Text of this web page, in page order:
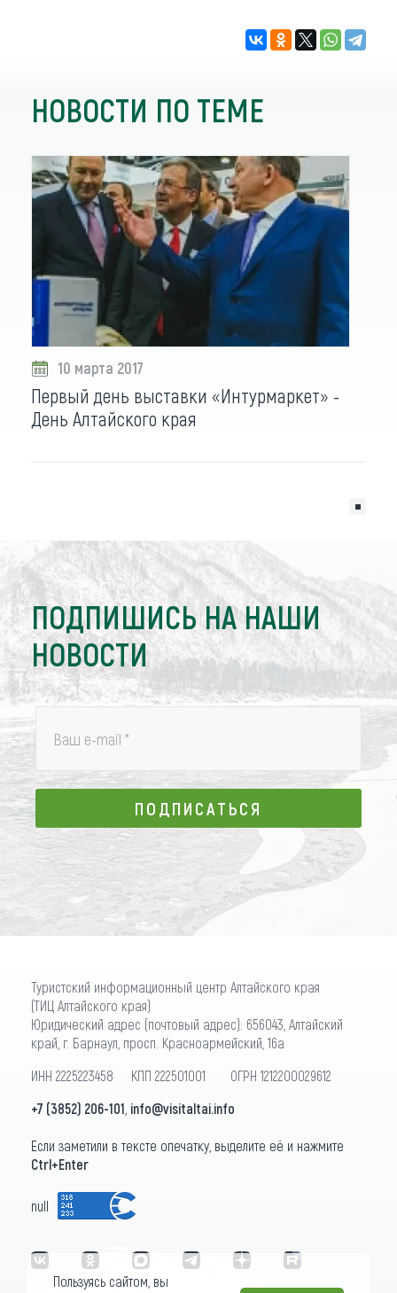
НОВОСТИ ПО ТЕМЕ
10 марта 2017
Первый день выставки «Интурмаркет» -
День Алтайского края
ПОДПИШИСЬ НА НАШИ
НОВОСТИ
Ваш e-mail *
ПОДПИСАТЬСЯ
ПОДПИСАТЬСЯ
Туристский информационный центр Алтайского края
(ТИЦ Алтайского края)
Юридический адрес (почтовый адрес): 656043, Алтайский
край, г. Барнаул, просп. Красноармейский, 16а
ИНН 2225223458 КПП 222501001 ОГРН 1212200029612
+7 (3852) 206-101 info@visitaltai.info
Если заметили в тексте опечатку, выделите её и нажмите
Ctrl+Enter
null
Пользуясь сайтом, вы